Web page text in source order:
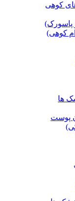
کوهی
پاسورک)
کوهی)
ها
پوست